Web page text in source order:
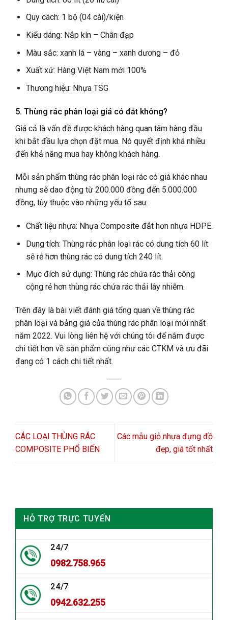
HỖ TRỢ TRỰC TUYẾN
24/7
0982.758.965
24/7
0942.632.255
Quy cách: 1 bộ (04 cái)/kiện
Kiểu dáng: Nắp kín – Chân đạp
Màu sắc: xanh lá – vàng – xanh dương – đỏ
Xuất xứ: Hàng Việt Nam mới 100%
Thương hiệu: Nhựa TSG
5. Thùng rác phân loại giá có đắt không?
Giá cả là vấn đề được khách hàng quan tâm hàng đầu
khi bắt đầu lựa chọn đặt mua. Nó quyết định khá nhiều
đến khả năng mua hay không khách hàng.
Mỗi sản phẩm thùng rác phân loại rác có giá khác nhau
nhưng sẽ dao động từ 200.000 đồng đến 5.000.000
đồng, tùy thuộc vào những yếu tố sau:
Chất liệu nhựa: Nhựa Composite đắt hơn nhựa HDPE.
Dung tích: Thùng rác phân loại rác có dung tích 60 lít
sẽ rẻ hơn thùng rác có dung tích 240 lít.
Mục đích sử dụng: Thùng rác chứa rác thải công
cộng rẻ hơn thùng rác chứa rác thải lây nhiễm.
Trên đây là bài viết đánh giá tổng quan về thùng rác
phân loại và bảng giá của thùng rác phân loại mới nhất
năm 2022. Vui lòng liên hệ với chúng tôi để nắm được
chi tiết hơn về sản phẩm cũng như các CTKM và ưu đãi
đang có 1 cách chi tiết nhất.
CÁC LOẠI THÙNG RÁC
COMPOSITE PHỔ BIẾN
Các mẫu giỏ nhựa đựng đồ
đẹp, giá tốt nhất